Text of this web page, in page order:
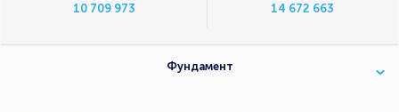
10 709 973 14 672 663
Фундамент